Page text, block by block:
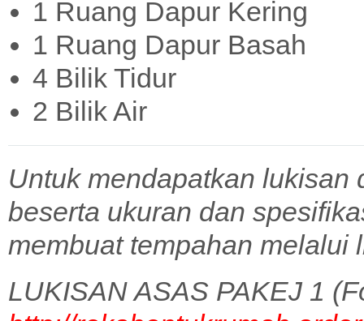
1 Ruang Dapur Kering
1 Ruang Dapur Basah
4 Bilik Tidur
2 Bilik Air
Untuk mendapatkan
beserta ukuran dan
membuat tempahan melalui
LUKISAN ASAS PAKEJ 1